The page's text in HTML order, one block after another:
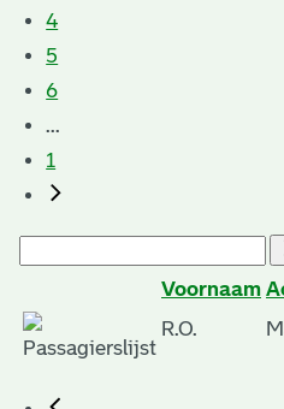
4
5
6
...
1
Voornaam
R.O.